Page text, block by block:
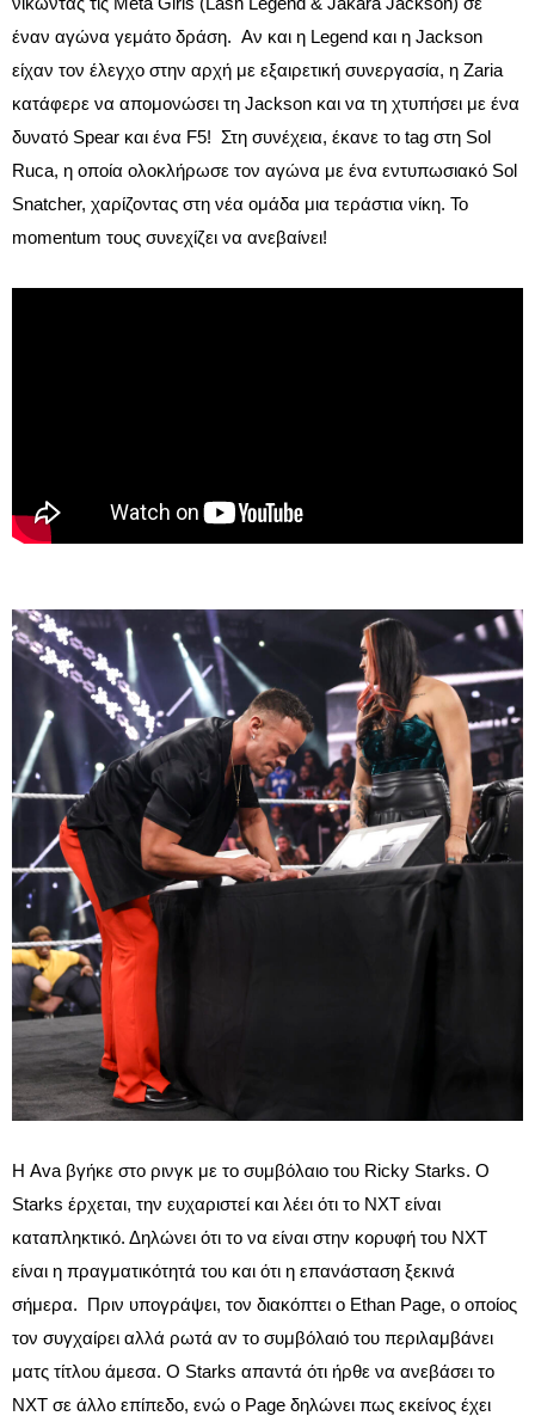
έναν αγώνα γεμάτο δράση. Αν και η Legend και η Jackson
είχαν τον έλεγχο στην αρχή με εξαιρετική συνεργασία, η Zaria
κατάφερε να απομονώσει τη Jackson και να τη χτυπήσει με ένα
δυνατό Spear και ένα F5! Στη συνέχεια, έκανε το tag στη Sol
Ruca, η οποία ολοκλήρωσε τον αγώνα με ένα εντυπωσιακό Sol
Snatcher, χαρίζοντας στη νέα ομάδα μια τεράστια νίκη. Το
momentum τους συνεχίζει να ανεβαίνει!
Η Ava βγήκε στο ρινγκ με το συμβόλαιο του Ricky Starks. Ο
Starks έρχεται, την ευχαριστεί και λέει ότι το NXT είναι
καταπληκτικό. Δηλώνει ότι το να είναι στην κορυφή του NXT
είναι η πραγματικότητά του και ότι η επανάσταση ξεκινά
σήμερα. Πριν υπογράψει, τον διακόπτει ο Ethan Page, ο οποίος
τον συγχαίρει αλλά ρωτά αν το συμβόλαιό του περιλαμβάνει
ματς τίτλου άμεσα. Ο Starks απαντά ότι ήρθε να ανεβάσει το
NXT σε άλλο επίπεδο, ενώ ο Page δηλώνει πως εκείνος έχει